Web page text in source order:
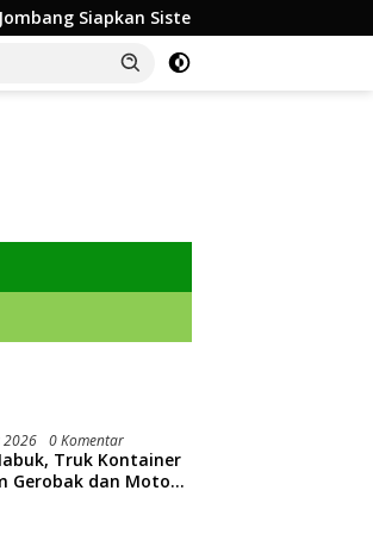
Rekam Medis Digital dan Wifi Rakyat,
2026 0 Komentar
Truk Kontainer
Gerobak dan Motor